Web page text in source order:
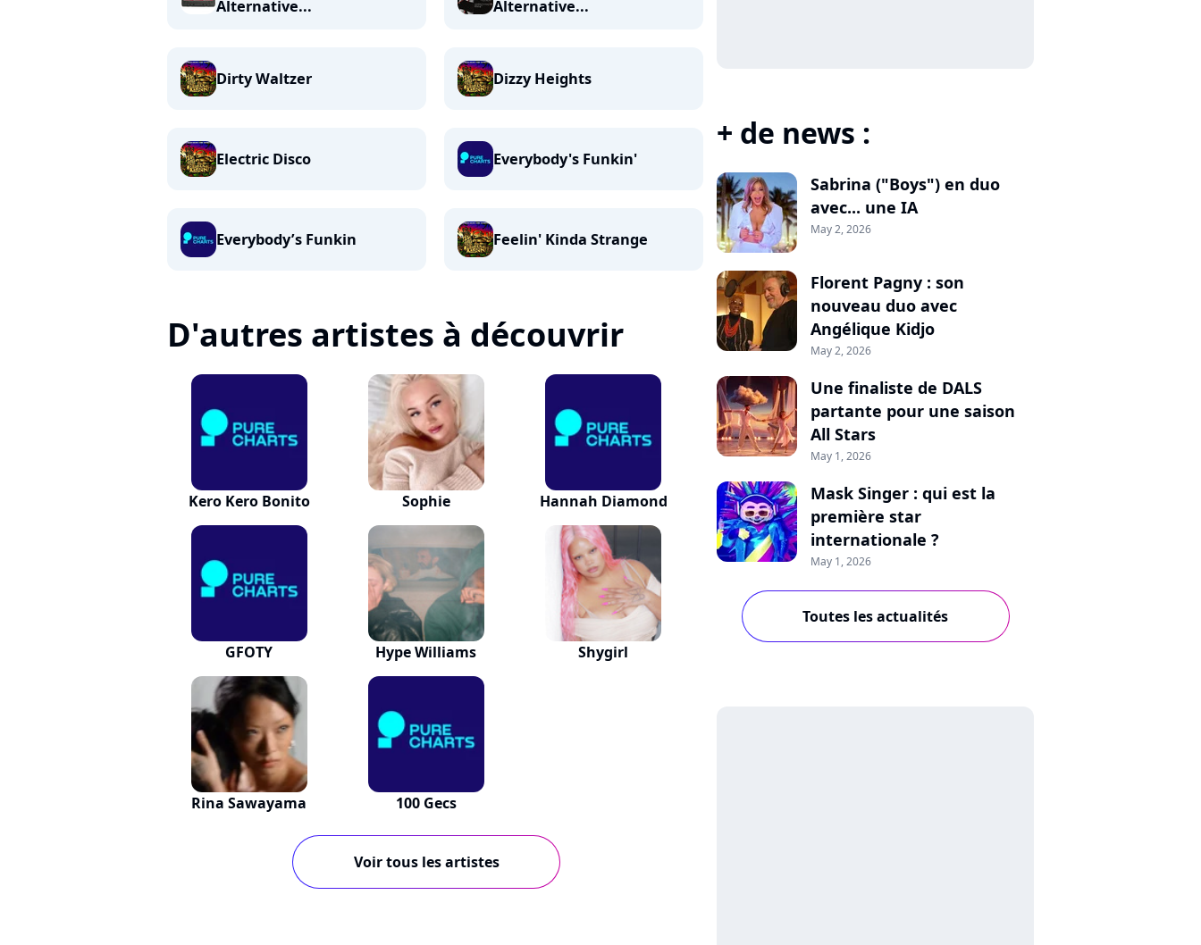
Alternative...
Alternative...
Dirty Waltzer Dizzy Heights
Electric Disco Everybody's Funkin'
Everybody’s Funkin Feelin' Kinda Strange
D'autres artistes à découvrir
Kero Kero Bonito Sophie Hannah Diamond
GFOTY Hype Williams Shygirl
Rina Sawayama 100 Gecs
Voir tous les artistes
+ de news :
Sabrina ("Boys") en duo
avec... une IA
May 2, 2026
Florent Pagny : son
nouveau duo avec
Angélique Kidjo
May 2, 2026
Une finaliste de DALS
partante pour une saison
All Stars
May 1, 2026
Mask Singer : qui est la
première star
internationale ?
May 1, 2026
Toutes les actualités